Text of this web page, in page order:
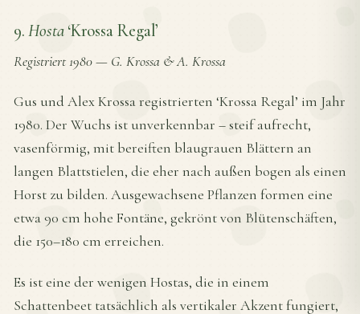
9.Hosta‘Krossa Regal’
Registriert 1980— G. Krossa & A. Krossa
Gus und Alex Krossa registrierten ‘Krossa Regal’ im Jahr
1980. Der Wuchs ist unverkennbar – steif aufrecht,
vasenförmig, mit bereiften blaugrauen Blättern an
langen Blattstielen, die eher nach außen bogen als einen
Horst zu bilden. Ausgewachsene Pflanzen formen eine
etwa 90 cm hohe Fontäne, gekrönt von Blütenschäften,
die 150–180 cm erreichen.
Es ist eine der wenigen Hostas, die in einem
Schattenbeet tatsächlich als vertikaler Akzent fungiert,